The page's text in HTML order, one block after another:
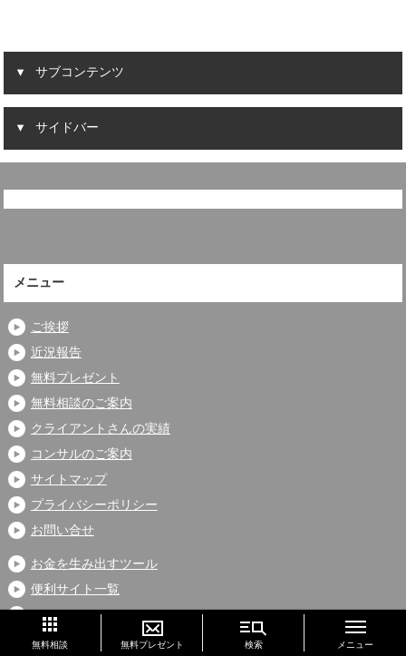
サブコンテンツ
サイドバー
メニュー
ご挨拶
近況報告
無料プレゼント
無料相談のご案内
クライアントさんの実績
コンサルのご案内
サイトマップ
プライバシーポリシー
お問い合せ
お金を生み出すツール
便利サイト一覧
Podcast
プライバシーポリシー このページの先頭へ